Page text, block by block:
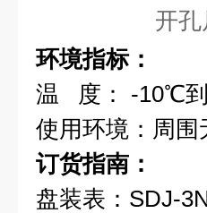
开孔尺寸：
环境指标：
温 度： -10℃
使用环境： 周围
订货指南：
盘装表：SDJ-